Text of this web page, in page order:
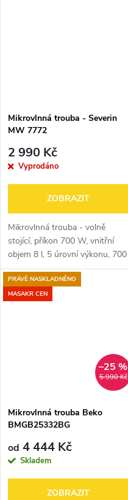
Mikrovlnná trouba - Severin
MW 7772
2 990 Kč
Vyprodáno
ZOBRAZIT
Mikrovlnná trouba - volně
stojící, příkon 700 W, vnitřní
objem 8 l, 5 úrovní výkonu, 700
W výkon mikrovlnného ohřevu,
s 25,4 cm otočným talířem,
rozmrazování a časovač, v
PRÁVĚ NASKLADNĚNO
MASAKR CEN
5 990 Kč
–25 %
Mikrovlnná trouba Beko
BMGB25332BG
od 4 444 Kč
Skladem
ZOBRAZIT